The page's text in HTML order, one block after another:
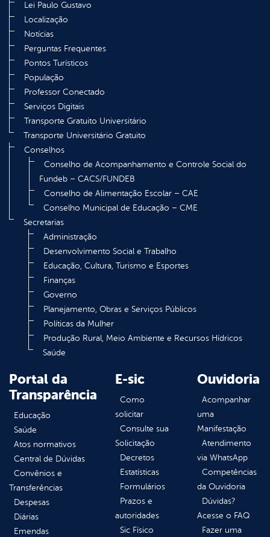
Lei Paulo Gustavo
Localização
Notícias
Perguntas Frequentes
Pontos Turísticos
População
Professor Conectado
Serviços Digitais
Transporte Gratuito Universitário
Transporte Universitário Gratuito
Conselhos
Conselho de Acompanhamento e Controle Social do
Fundeb – CACS/FUNDEB
Conselho de Alimentação Escolar – CAE
Conselho Municipal de Educação – CME
Secretarias
Administração
Desenvolvimento Social e Trabalho
Educação, Cultura, Turismo e Esportes
Finanças
Governo
Planejamento, Obras e Serviços Públicos
Políticas da Mulher
Produção Rural, Meio Ambiente e Recursos Hídricos
Saúde
Portal da
Transparência
Educação
Saúde
Atos normativos
Central de Dúvidas
Convênios e
Transferências
Despesas
Diárias
Emendas
E-sic
Como
solicitar
Consulte sua
Solicitação
Decretos
Estatísticas
Formulários
Prazos e
autoridades
Sic Físico
Ouvidoria
Acompanhar
uma
Manifestação
Atendimento
via WhatsApp
Competências
da Ouvidoria
Dúvidas?
Acesse o FAQ
Fazer uma